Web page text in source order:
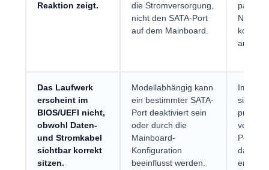
Reaktion zeigt.
die Stromversorgung,
nicht den SATA-Port
auf dem Mainboard.
korrekt
Das Laufwerk
erscheint im
BIOS/UEFI nicht,
obwohl Daten-
und Stromkabel
sichtbar korrekt
sitzen.
Modellabhängig kann
ein bestimmter SATA-
Port deaktiviert sein
oder durch die
Mainboard-
Konfiguration
beeinflusst werden.
Im
sich
prüfen,
Port
das
erkannt